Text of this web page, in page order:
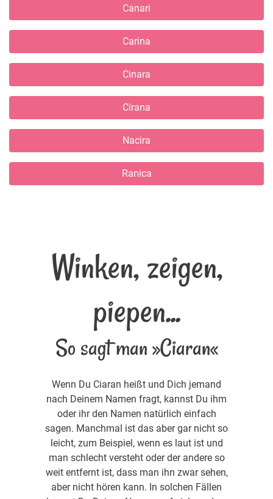
Canari
Carina
Cinara
Cirana
Nacira
Ranica
Winken, zeigen,
piepen...
So sagt man »Ciaran«
Wenn Du Ciaran heißt und Dich jemand
nach Deinem Namen fragt, kannst Du ihm
oder ihr den Namen natürlich einfach
sagen. Manchmal ist das aber gar nicht so
leicht, zum Beispiel, wenn es laut ist und
man schlecht versteht oder der andere so
weit entfernt ist, dass man ihn zwar sehen,
aber nicht hören kann. In solchen Fällen